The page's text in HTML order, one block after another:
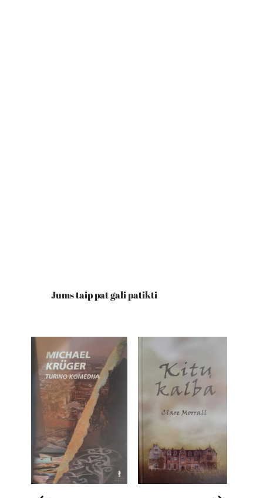
Jums taip pat gali patikti